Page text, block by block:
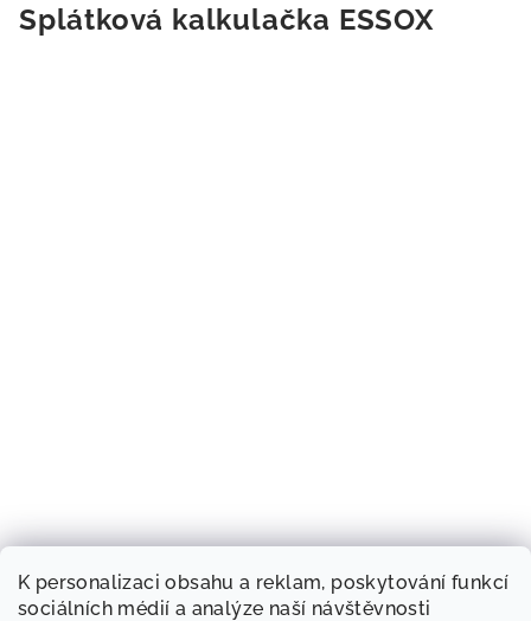
K personalizaci obsahu a reklam, poskytování funkcí
sociálních médií a analýze naší návštěvnosti
Splátková kalkulačka ESSOX